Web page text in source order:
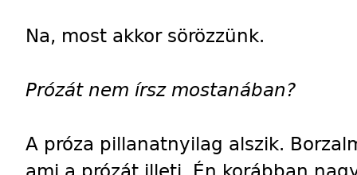
Na, most akkor sörözzünk.
Prózát nem írsz mostanában?
A próza pillanatnyilag alszik.